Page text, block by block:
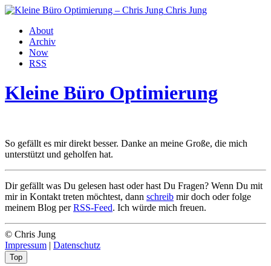
Chris Jung
About
Archiv
Now
RSS
Kleine Büro Optimierung
So gefällt es mir direkt besser. Danke an meine Große, die mich
unterstützt und geholfen hat.
Dir gefällt was Du gelesen hast oder hast Du Fragen? Wenn Du mit
mir in Kontakt treten möchtest, dann schreib mir doch oder folge
meinem Blog perRSS-Feed. Ich würde mich freuen.
© Chris Jung
Impressum | Datenschutz
Top